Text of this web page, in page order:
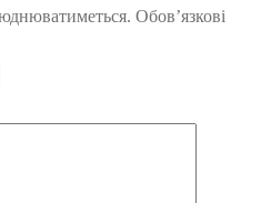
Обов’язкові